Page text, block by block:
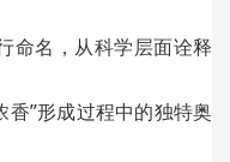
命名，从科学层面诠释
香”形成过程中的独特奥